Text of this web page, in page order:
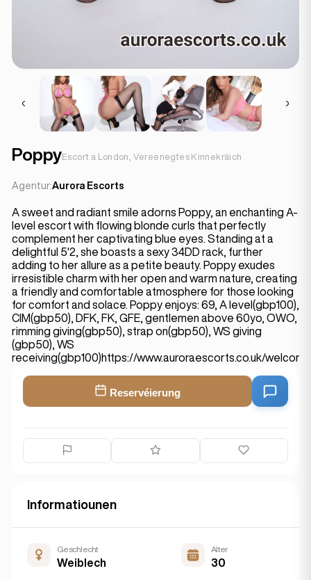
PoppyEscort a London, Vereenegtes Kinnekräich
Agentur:Aurora Escorts
A sweet and radiant smile adorns Poppy, an enchanting A-
level escort with flowing blonde curls that perfectly
complement her captivating blue eyes. Standing at a
delightful 5'2, she boasts a sexy 34DD rack, further
adding to her allure as a petite beauty. Poppy exudes
irresistible charm with her open and warm nature, creating
a friendly and comfortable atmosphere for those looking
for comfort and solace. Poppy enjoys: 69, A level(gbp100),
CIM(gbp50), DFK, FK, GFE, gentlemen above 60yo, OWO,
rimming giving(gbp50), strap on(gbp50), WS giving
(gbp50), WS
receiving(gbp100)https://www.auroraescorts.co.uk/
Reservéierung
Informatiounen
Geschlecht
Weiblech
Alter
30